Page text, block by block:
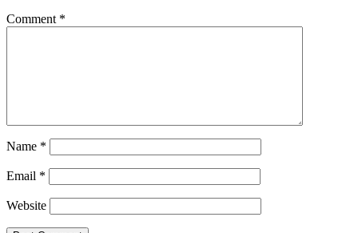
Comment *
Name *
Email *
Website